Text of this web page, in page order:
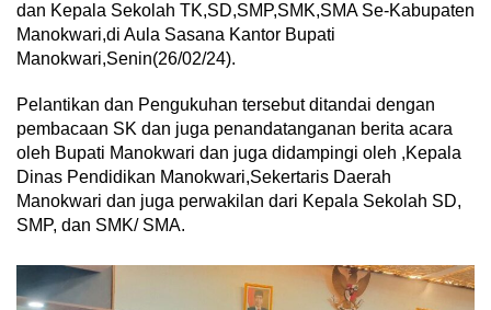
dan Kepala Sekolah TK,SD,SMP,SMK,SMA Se-Kabupaten
Manokwari,di Aula Sasana Kantor Bupati
Manokwari,Senin(26/02/24).
Pelantikan dan Pengukuhan tersebut ditandai dengan
pembacaan SK dan juga penandatanganan berita acara
oleh Bupati Manokwari dan juga didampingi oleh ,Kepala
Dinas Pendidikan Manokwari,Sekertaris Daerah
Manokwari dan juga perwakilan dari Kepala Sekolah SD,
SMP, dan SMK/ SMA.